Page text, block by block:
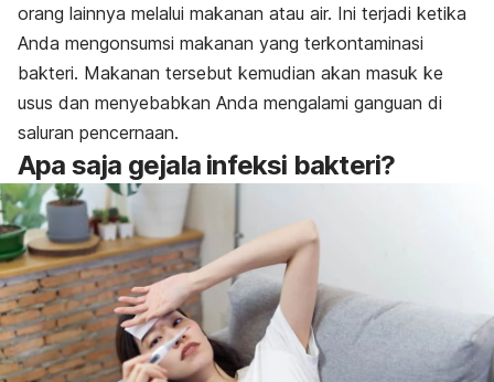
orang lainnya melalui makanan atau air. Ini terjadi ketika
Anda mengonsumsi makanan yang terkontaminasi
bakteri. Makanan tersebut kemudian akan masuk ke
usus dan menyebabkan Anda mengalami ganguan di
saluran pencernaan.
Apa saja gejala infeksi bakteri?